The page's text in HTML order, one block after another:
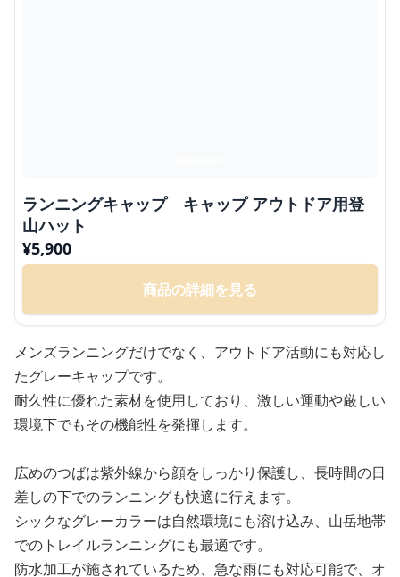
ランニングキャップ キャップ アウトドア用登
山ハット
¥5,900
商品の詳細を見る
メンズランニングだけでなく、アウトドア活動にも対応し
たグレーキャップです。
耐久性に優れた素材を使用しており、激しい運動や厳しい
環境下でもその機能性を発揮します。
広めのつばは紫外線から顔をしっかり保護し、長時間の日
差しの下でのランニングも快適に行えます。
シックなグレーカラーは自然環境にも溶け込み、山岳地帯
でのトレイルランニングにも最適です。
防水加工が施されているため、急な雨にも対応可能で、オ